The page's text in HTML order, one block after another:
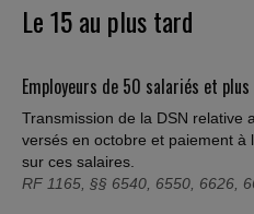
Le 15 au plus tard
Employeurs de 50 salariés et plus
Transmission de la DSN relative
versés en octobre et paiement à
sur ces salaires.
RF 1165, §§ 6540, 6550, 6626,